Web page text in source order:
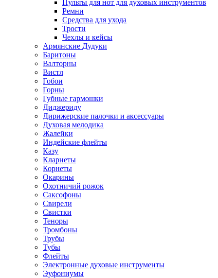
Пульты для нот для духовых инструментов
Ремни
Средства для ухода
Трости
Чехлы и кейсы
Армянские Дудуки
Баритоны
Валторны
Вистл
Гобои
Горны
Губные гармошки
Диджериду
Дирижерские палочки и аксессуары
Духовая мелодика
Жалейки
Индейские флейты
Казу
Кларнеты
Корнеты
Окарины
Охотничий рожок
Саксофоны
Свирели
Свистки
Теноры
Тромбоны
Трубы
Тубы
Флейты
Электронные духовые инструменты
Эуфониумы